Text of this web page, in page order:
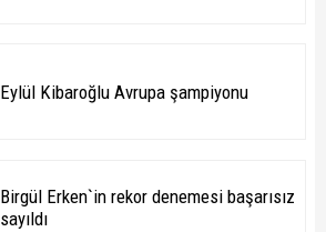
Eylül Kibaroğlu Avrupa şampiyonu
Birgül Erken`in rekor denemesi başarısız
sayıldı